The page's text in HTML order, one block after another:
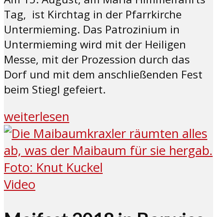
Tag, ist Kirchtag in der Pfarrkirche
Untermieming. Das Patrozinium in
Untermieming wird mit der Heiligen
Messe, mit der Prozession durch das
Dorf und mit dem anschließenden Fest
beim Stiegl gefeiert.
weiterlesen
Video